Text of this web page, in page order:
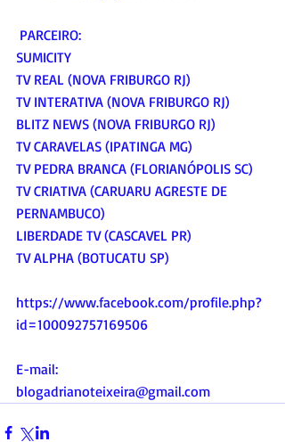
PARCEIRO:
SUMICITY
TV REAL (NOVA FRIBURGO RJ)
TV INTERATIVA (NOVA FRIBURGO RJ)
BLITZ NEWS (NOVA FRIBURGO RJ)
TV CARAVELAS (IPATINGA MG)
TV PEDRA BRANCA (FLORIANÓPOLIS SC)
TV CRIATIVA (CARUARU AGRESTE DE
PERNAMBUCO)
LIBERDADE TV (CASCAVEL PR)
TV ALPHA (BOTUCATU SP)
https://www.facebook.com/profile.php?
id=100092757169506
E-mail:
blogadrianoteixeira@gmail.com